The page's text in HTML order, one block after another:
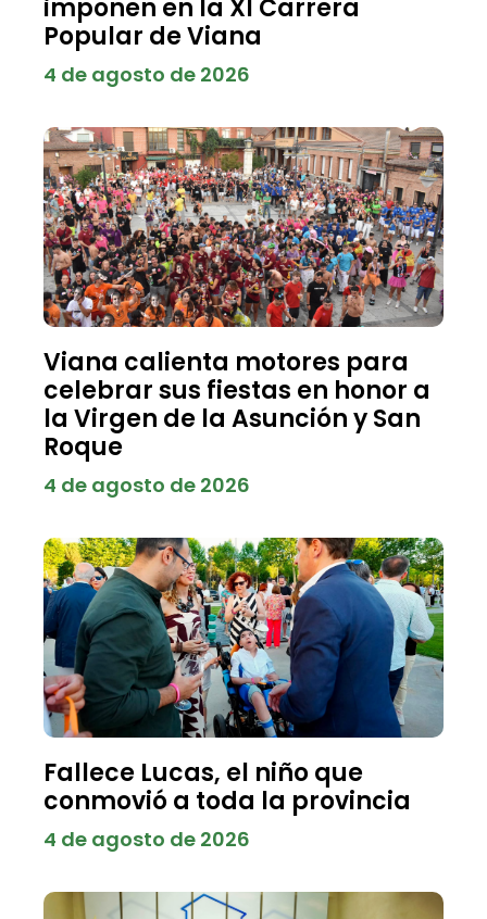
imponen en la XI Carrera
Popular de Viana
4 de agosto de 2026
Viana calienta motores para
celebrar sus fiestas en honor a
la Virgen de la Asunción y San
Roque
4 de agosto de 2026
Fallece Lucas, el niño que
conmovió a toda la provincia
4 de agosto de 2026